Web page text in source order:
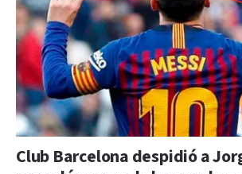
Club Barcelona despidió a